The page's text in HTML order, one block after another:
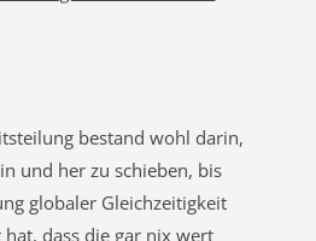
bestand wohl darin,
und her zu schieben, bis
globaler Gleichzeitigkeit
dass die gar nix wert